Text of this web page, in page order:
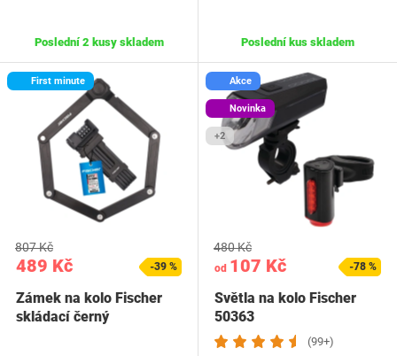
Poslední 2 kusy skladem Poslední kus skladem
First minute
489 Kč
807 Kč
-39 %
Zámek na kolo Fischer
skládací černý
Akce
Novinka
+2
od 107 Kč
480 Kč
-78 %
Světla na kolo Fischer
50363
(99+)